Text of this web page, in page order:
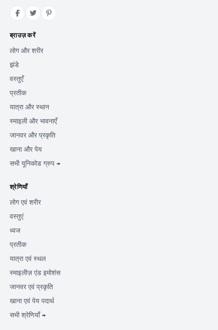
ब्राउज़ करें
लोग और शरीर
झंडे
वस्तुएँ
प्रतीक
यात्रा और स्थान
स्माइली और भावनाएँ
जानवर और प्रकृति
खाना और पेय
सभी यूनिकोड ग्रुप →
श्रेणियाँ
लोग एवं शरीर
वस्तुएं
ध्वज
प्रतीक
यात्रा एवं स्थल
स्माइलीज़ एंड इमोशंस
जानवर एवं प्रकृति
खाना एवं पेय पदार्थ
सभी श्रेणियाँ →